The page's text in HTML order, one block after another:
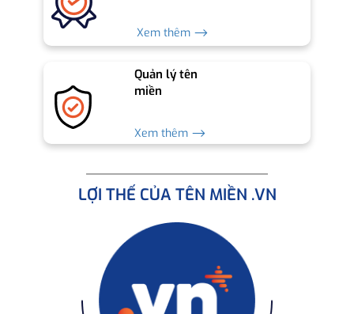
Xem thêm ⟶
Quản lý tên
miền
Xem thêm ⟶
LỢI THẾ CỦA TÊN MIỀN .VN